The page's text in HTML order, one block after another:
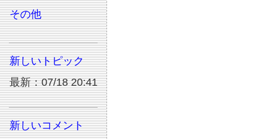
その他
新しいトピック
最新：07/18 20:41
新しいコメント